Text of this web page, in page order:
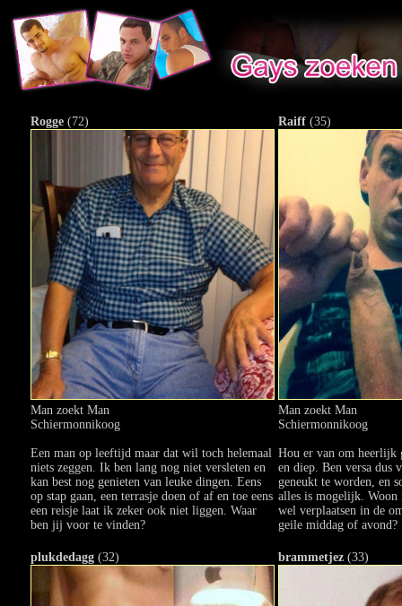
Rogge (72)
Man zoekt Man
Schiermonnikoog
Een man op leeftijd maar dat wil toch helemaal
niets zeggen. Ik ben lang nog niet versleten en
kan best nog genieten van leuke dingen. Eens
op stap gaan, een terrasje doen of af en toe eens
een reisje laat ik zeker ook niet liggen. Waar
ben jij voor te vinden?
Raiff (35)
Man zoekt Man
Schiermonnikoog
Hou er van om heerlijk
en diep. Ben versa dus
geneukt te worden, en
alles is mogelijk. Woon
wel verplaatsen in de
geile middag of avond?
plukdedagg (32) brammetjez (33)